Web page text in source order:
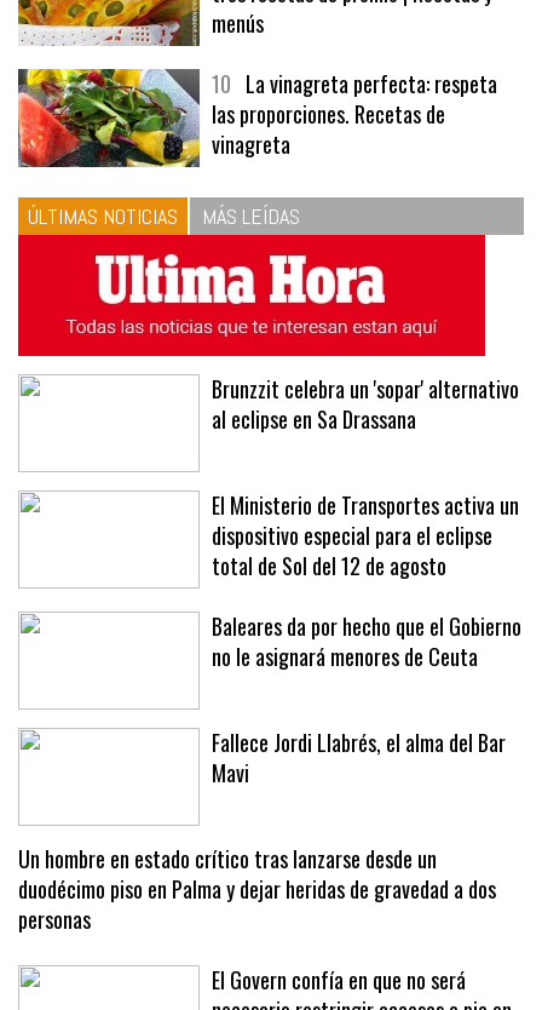
9Panecillos, gazpacho y bavarois,
tres recetas de premio | Recetas y
menús
10La vinagreta perfecta: respeta
las proporciones. Recetas de
vinagreta
ÚLTIMAS NOTICIAS MÁS LEÍDAS
Brunzzit celebra un 'sopar' alternativo
El Ministerio de Transportes activa un
dispositivo especial para el eclipse
total de Sol del 12 de agosto
Baleares da por hecho que el Gobierno
Fallece Jordi Llabrés, el alma del Bar
Un hombre en estado crítico tras lanzarse desde un
duodécimo piso en Palma y dejar heridas de gravedad a dos
personas